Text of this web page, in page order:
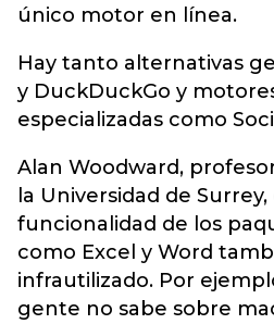
único motor en línea.
Hay tanto alternativas
y DuckDuckGo y
especializadas como
Alan Woodward,
la Universidad de
funcionalidad de los
como Excel y Word
infrautilizado. Por
gente no sabe sobre